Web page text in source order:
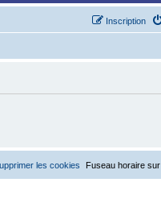
Inscription
Fuseau horaire sur
les cookies